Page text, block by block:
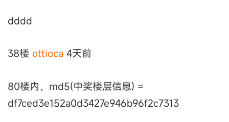
dddd
38楼 ottioca 4天前
80楼内，md5(中奖楼层信息) =
df7ced3e152a0d3427e946b96f2c7313